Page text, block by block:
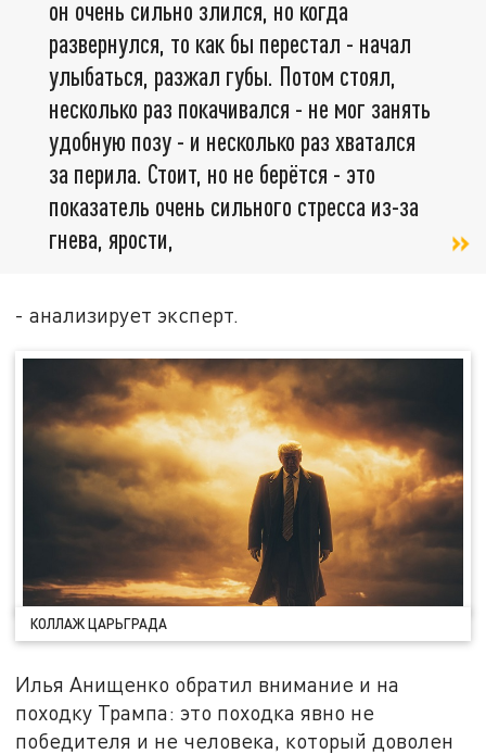
он очень сильно злился, но когда
развернулся, то как бы перестал - начал
улыбаться, разжал губы. Потом стоял,
несколько раз покачивался - не мог занять
удобную позу - и несколько раз хватался
за перила. Стоит, но не берётся - это
показатель очень сильного стресса из-за
гнева, ярости,
- анализирует эксперт.
КОЛЛАЖ ЦАРЬГРАДА
Илья Анищенко обратил внимание и на
походку Трампа: это походка явно не
победителя и не человека, который доволен